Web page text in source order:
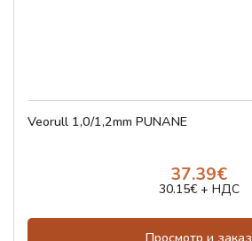
Veorull 1,0/1,2mm PUNANE
37.39€
30.15€ + НДС